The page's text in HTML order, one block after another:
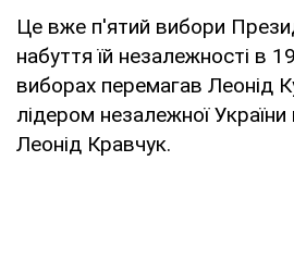
Це вже п'ятий вибори
набуття їй незалежності в
виборах перемагав Леонід
лідером незалежної
Леонід Кравчук.